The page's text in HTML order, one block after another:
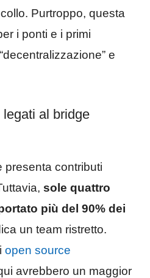
Purtroppo, questa
i ponti e i primi
e
al bridge
presenta contributi
sole quattro
più del 90% dei
un team ristretto.
open source
avrebbero un maggior